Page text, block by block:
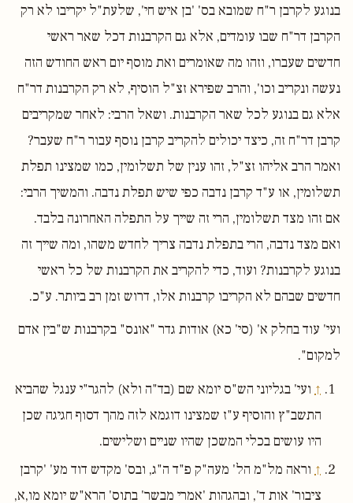
בנוגע לקרבן ר"ח שמובא בס' 'בן איש חי', שלעת"ל יקריבו לא רק
הקרבן דר"ח שבו עומדים, אלא גם הקרבנות דכל שאר ראשי
חדשים שעברו, וזהו מה שאומרים ואת מוסף יום ראש החודש הזה
נעשה ונקריב וכו', והרב שפירא זצ"ל הוסיף, לא רק הקרבנות דר"ח
אלא גם בנוגע לכל שאר הקרבנות. ושאל הרבי: לאחר שמקריבים
קרבן דר"ח זה, כיצד יכולים להקריב קרבן נוסף עבור ר"ח שעבר?
ואמר הרב אליהו זצ"ל, זהו ענין של תשלומין, כמו שמצינו תפלת
תשלומין, או ע"ד קרבן נדבה כפי שיש תפלת נדבה. והמשיך הרבי:
אם זהו מצד תשלומין, הרי זה שייך על התפלה האחרונה בלבד.
ואם מצד נדבה, הרי בתפלת נדבה צריך לחדש משהו, ומה שייך זה
בנוגע לקרבנות? ועוד, כדי להקריב את הקרבנות של כל ראשי
חדשים שבהם לא הקריבו קרבנות אלו, דרוש זמן רב ביותר. ע"כ.
ועי' עוד בחלק א' (סי' כא) אודות גדר "אונס" בקרבנות ש"בין אדם
למקום".
↑ ועי' בגליוני הש"ס יומא שם (בד"ה ולא) להגר"י ענגל שהביא
התשב"ץ והוסיף ע"ז שמצינו דוגמא לזה מהך דסוף חגיגה שכן
היו עושים בכלי המשכן שהיו שניים ושלישים.
↑ וראה מל"מ הל' מעה"ק פ"ד ה"ג, ובס' מקדש דוד מע' 'קרבן
ציבור' אות ד', ובהגהות 'אמרי מבשר' בתוס' הרא"ש יומא מו,א,